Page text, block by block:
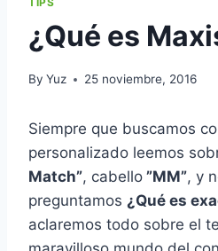
¿Qué es
By Yuz 25 noviembre, 2016
Siempre que buscamos
personalizado leemos
Match”, cabello ”MM”, y
preguntamos ¿Qué es
aclaremos todo sobre el